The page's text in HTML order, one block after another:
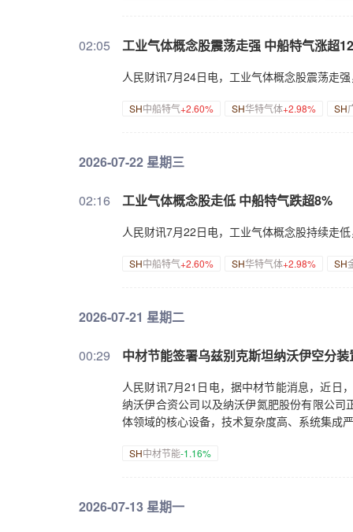
02:05 工业气体概念股震荡走强 中船特气涨超
人民财讯7月24日电，工业气体概念股震荡走
SH中船特气+2.60% SH华特气体+2.98% SH
2026-07-22 星期三
02:16 工业气体概念股走低 中船特气跌超8%
人民财讯7月22日电，工业气体概念股持续走
SH中船特气+2.60% SH华特气体+2.98% SH
2026-07-21 星期二
00:29 中材节能签署乌兹别克斯坦纳沃伊空分
人民财讯7月21日电，据中材节能消息，近日
纳沃伊合资公司以及纳沃伊氮肥股份有限公
体领域的核心设备，技术复杂度高、系统集成
SH中材节能-1.16%
2026-07-13 星期一